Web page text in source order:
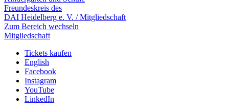
Freundeskreis des
DAI Heidelberg e. V. / Mitgliedschaft
Zum Bereich wechseln
Mitgliedschaft
Tickets kaufen
English
Facebook
Instagram
YouTube
LinkedIn